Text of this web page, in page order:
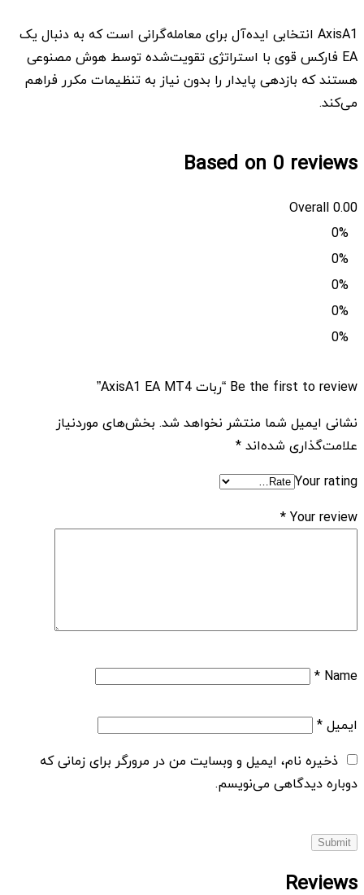
AxisA1 انتخابی ایده‌آل برای معامله‌گرانی است که به دنبال یک
EA فارکس قوی با استراتژی تقویت‌شده توسط هوش مصنوعی
هستند که بازدهی پایدار را بدون نیاز به تنظیمات مکرر فراهم
می‌کند.
Based on 0 reviews
0.00
Overall
0%
0%
0%
0%
0%
Be the first to review “ربات AxisA1 EA MT4”
نشانی ایمیل شما منتشر نخواهد شد. بخش‌های موردنیاز
علامت‌گذاری شده‌اند*
Your rating
Your review
*
Name
*
ایمیل*
ذخیره نام، ایمیل و وبسایت من در مرورگر برای زمانی که
دوباره دیدگاهی می‌نویسم.
Reviews